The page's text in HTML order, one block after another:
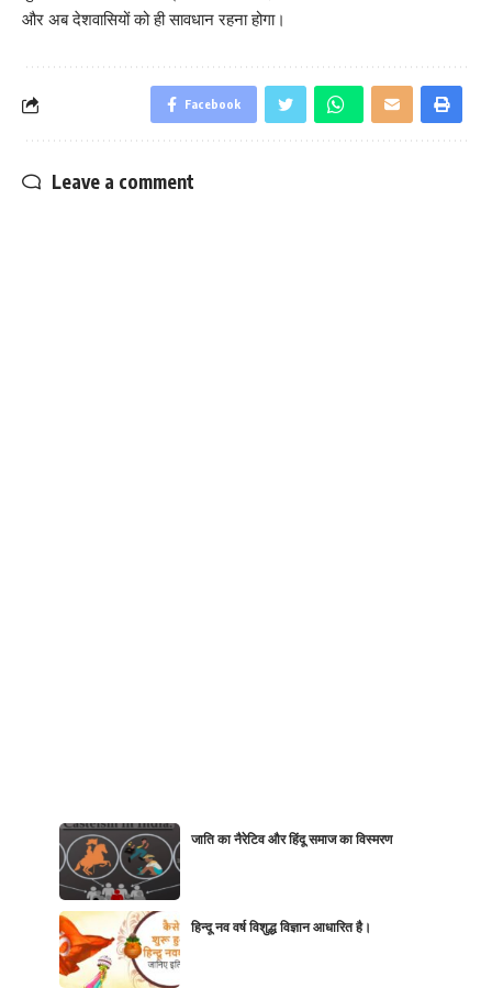
और अब देशवासियों को ही सावधान रहना होगा।
Facebook
Leave a comment
जाति का नैरेटिव और हिंदू समाज का विस्मरण
हिन्दू नव वर्ष विशुद्ध विज्ञान आधारित है।